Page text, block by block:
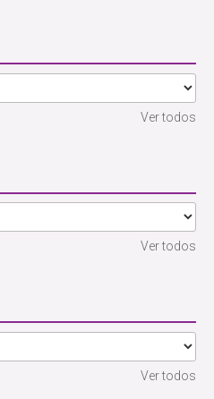
Ver todos
Ver todos
Ver todos